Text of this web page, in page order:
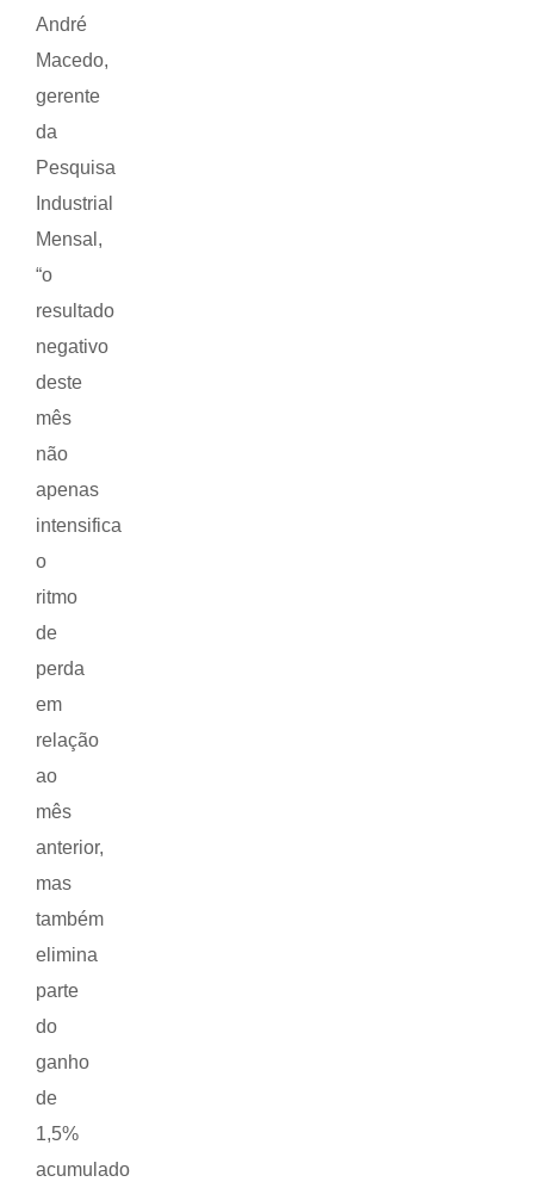
André
Macedo,
gerente
da
Pesquisa
Industrial
Mensal,
“o
resultado
negativo
deste
mês
não
apenas
intensifica
o
ritmo
de
perda
em
relação
ao
mês
anterior,
mas
também
elimina
parte
do
ganho
de
1,5%
acumulado